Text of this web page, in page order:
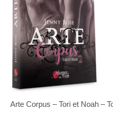
Arte Corpus – Tori et Noah –